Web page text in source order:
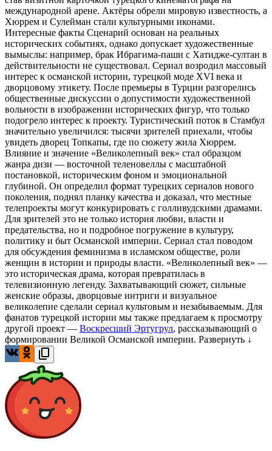
международной арене. Актёры обрели мировую известность, а
Хюррем и Сулейман стали культурными иконами.
Интересные факты Сценарий основан на реальных
исторических событиях, однако допускает художественные
вымыслы: например, брак Ибрагима-паши с Хатидже-султан в
действительности не существовал. Сериал возродил массовый
интерес к османской истории, турецкой моде XVI века и
дворцовому этикету. После премьеры в Турции разгорелись
общественные дискуссии о допустимости художественной
вольности в изображении исторических фигур, что только
подогрело интерес к проекту. Туристический поток в Стамбул
значительно увеличился: тысячи зрителей приехали, чтобы
увидеть дворец Топкапы, где по сюжету жила Хюррем.
Влияние и значение «Великолепный век» стал образцом
жанра дизи — восточной теленовеллы с масштабной
постановкой, историческим фоном и эмоциональной
глубиной. Он определил формат турецких сериалов нового
поколения, поднял планку качества и доказал, что местные
телепроекты могут конкурировать с голливудскими драмами.
Для зрителей это не только история любви, власти и
предательства, но и подробное погружение в культуру,
политику и быт Османской империи. Сериал стал поводом
для обсуждения феминизма в исламском обществе, роли
женщин в истории и природы власти. «Великолепный век» —
это историческая драма, которая превратилась в
телевизионную легенду. Захватывающий сюжет, сильные
женские образы, дворцовые интриги и визуальное
великолепие сделали сериал культовым и незабываемым. Для
фанатов турецкой истории мы также предлагаем к просмотру
другой проект — Воскресший Эртугрул, рассказывающий о
формировании Великой Османской империи. Развернуть ↓